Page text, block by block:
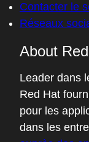
Contacter le
Réseaux
About
Leader dans
Red Hat
pour les
dans les